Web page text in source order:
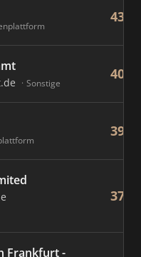
43
Sonstige
40
39
37
Frankfurt -